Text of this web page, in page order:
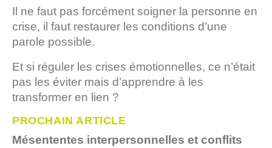
Il ne faut pas forcément soigner la personne en
crise, il faut restaurer les conditions d’une
parole possible.
Et si réguler les crises émotionnelles, ce n’était
pas les éviter mais d’apprendre à les
transformer en lien ?
PROCHAIN ARTICLE
Mésententes interpersonnelles et conflits